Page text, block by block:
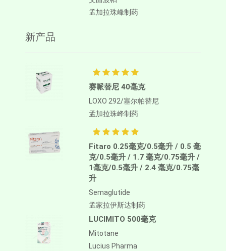
孟加拉珠峰制药
新产品
赛哌替尼 40毫克
LOXO 292/塞尔帕替尼
孟加拉珠峰制药
Fitaro 0.25毫克/0.5毫升 / 0.5 毫
克/0.5毫升 / 1.7 毫克/0.75毫升 /
1毫克/0.5毫升 / 2.4 毫克/0.75毫
升
Semaglutide
孟家拉伊斯达制药
LUCIMITO 500毫克
Mitotane
Lucius Pharma